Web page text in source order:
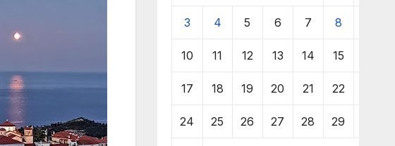
3 4 5 6 7 8
10 11 12 13 14 15
17 18 19 20 21 22
24 25 26 27 28 29